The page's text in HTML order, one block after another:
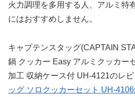
火力調理を多用する人、アルミ特
にはおすすめしません。
キャプテンスタッグ(CAPTAIN
鍋 クッカー Easy アルミクッカー
加工 収納ケース付 UH-4121のレ
ッグ ソロクッカーセット UH-4106